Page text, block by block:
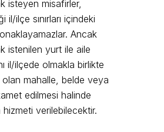
isteyen misafirler,
il/ilçe sınırları içindeki
Ancak
istenilen yurt ile aile
il/ilçede olmakla birlikte
olan mahalle, belde veya
edilmesi halinde
verilebilecektir.